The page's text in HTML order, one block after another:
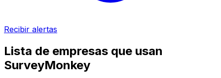
Recibir alertas
Lista de empresas que usan
SurveyMonkey